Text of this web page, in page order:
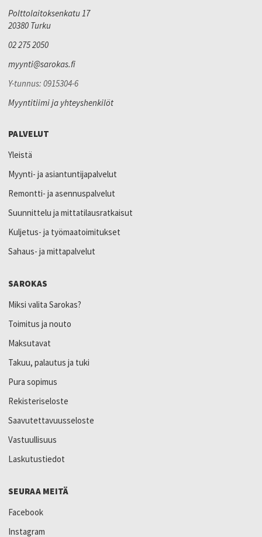
Polttolaitoksenkatu 17
20380 Turku
02 275 2050
myynti@sarokas.fi
Y-tunnus: 0915304-6
Myyntitiimi ja yhteyshenkilöt
PALVELUT
Yleistä
Myynti- ja asiantuntijapalvelut
Remontti- ja asennuspalvelut
Suunnittelu ja mittatilausratkaisut
Kuljetus- ja työmaatoimitukset
Sahaus- ja mittapalvelut
SAROKAS
Miksi valita Sarokas?
Toimitus ja nouto
Maksutavat
Takuu, palautus ja tuki
Pura sopimus
Rekisteriseloste
Saavutettavuusseloste
Vastuullisuus
Laskutustiedot
SEURAA MEITÄ
Facebook
Instagram